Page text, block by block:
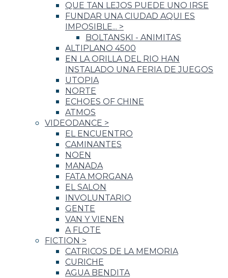
QUE TAN LEJOS PUEDE UNO IRSE
FUNDAR UNA CIUDAD AQUI ES
IMPOSIBLE... >
BOLTANSKI - ANIMITAS
ALTIPLANO 4500
EN LA ORILLA DEL RIO HAN
INSTALADO UNA FERIA DE JUEGOS
UTOPIA
NORTE
ECHOES OF CHINE
ATMOS
VIDEODANCE >
EL ENCUENTRO
CAMINANTES
NOEN
MANADA
FATA MORGANA
EL SALON
INVOLUNTARIO
GENTE
VAN Y VIENEN
A FLOTE
FICTION >
CATRICOS DE LA MEMORIA
CURICHE
AGUA BENDITA